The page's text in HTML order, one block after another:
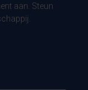
aan. Steun